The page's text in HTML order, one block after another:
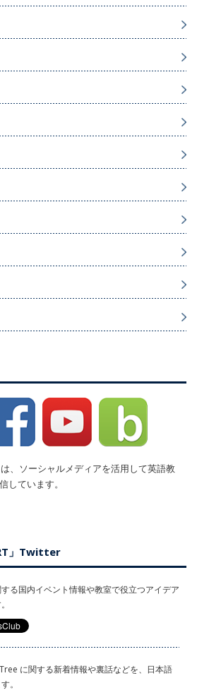
、ソーシャルメディアを活用して英語教
しています。
」Twitter
る国内イベント情報や教室で役立つアイデア
に関する新着情報や裏話などを、日本語
。